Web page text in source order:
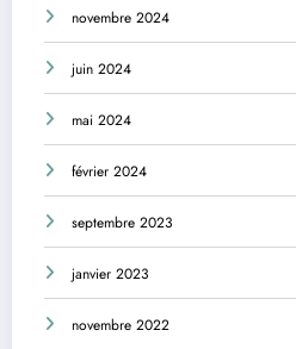
novembre 2024
juin 2024
mai 2024
février 2024
septembre 2023
janvier 2023
novembre 2022